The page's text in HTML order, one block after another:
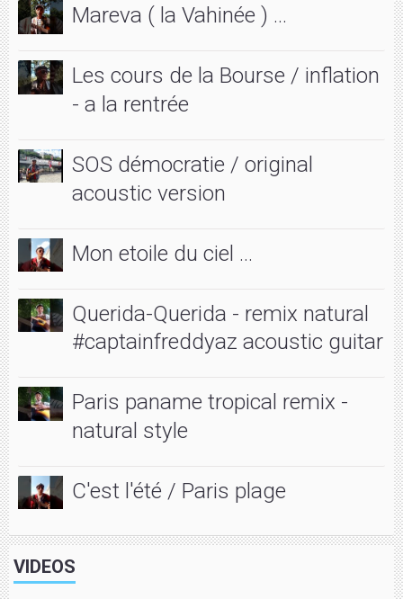
Mareva ( la Vahinée ) ...
Les cours de la Bourse / inflation
- a la rentrée
SOS démocratie / original
acoustic version
Mon etoile du ciel ...
Querida-Querida - remix natural
#captainfreddyaz acoustic guitar
Paris paname tropical remix -
natural style
C'est l'été / Paris plage
VIDEOS